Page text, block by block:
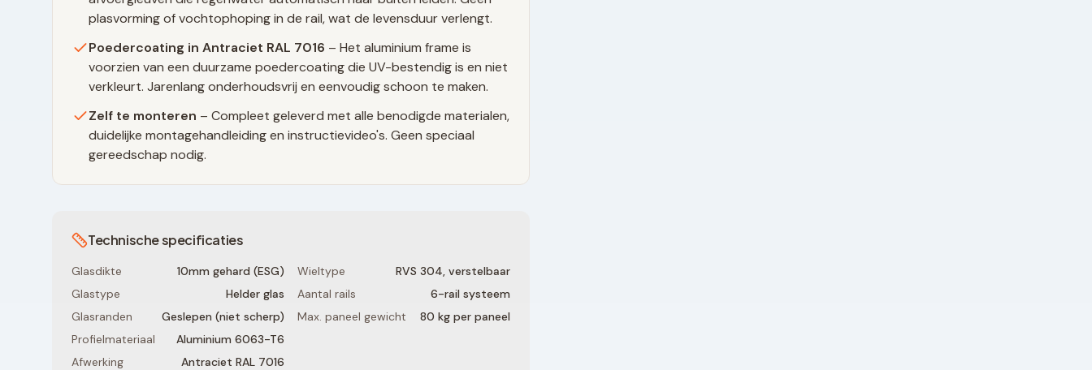
plasvorming of vochtophoping in de rail, wat de levensduur verlengt.
Poedercoating in Antraciet RAL 7016 – Het aluminium frame is
voorzien van een duurzame poedercoating die UV-bestendig is en niet
verkleurt. Jarenlang onderhoudsvrij en eenvoudig schoon te maken.
Zelf te monteren – Compleet geleverd met alle benodigde materialen,
duidelijke montagehandleiding en instructievideo's. Geen speciaal
gereedschap nodig.
Technische specificaties
Glasdikte
10mm gehard (ESG)
Glastype
Helder glas
Glasranden
Geslepen (niet scherp)
Profielmateriaal
Aluminium 6063-T6
Afwerking
Antraciet RAL 7016
Wieltype
RVS 304, verstelbaar
Aantal rails
6-rail systeem
Max. paneel gewicht
80 kg per paneel